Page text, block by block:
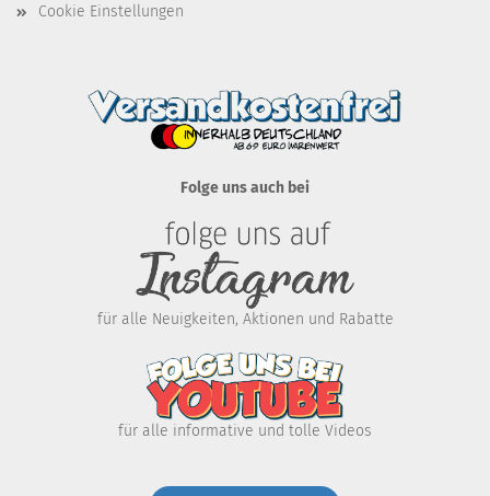
Cookie Einstellungen
Folge uns auch bei
für alle Neuigkeiten, Aktionen und Rabatte
für alle informative und tolle Videos